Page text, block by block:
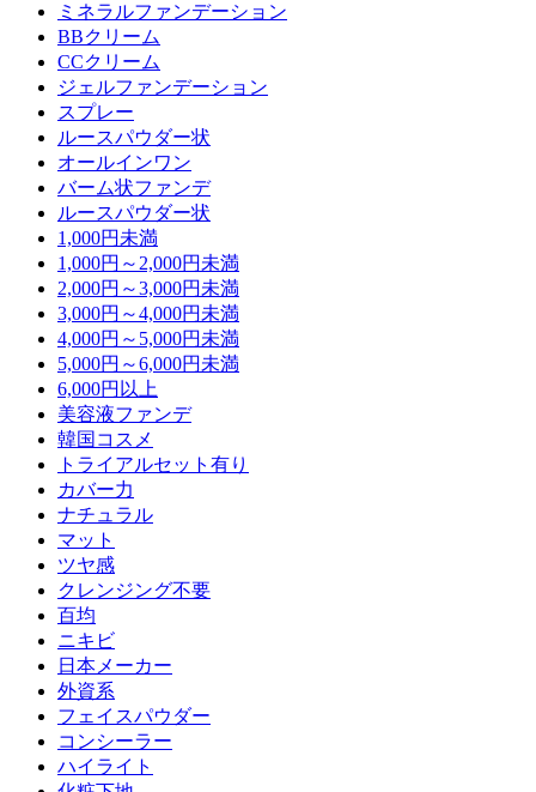
ミネラルファンデーション
BBクリーム
CCクリーム
ジェルファンデーション
スプレー
ルースパウダー状
オールインワン
バーム状ファンデ
ルースパウダー状
1,000円未満
1,000円～2,000円未満
2,000円～3,000円未満
3,000円～4,000円未満
4,000円～5,000円未満
5,000円～6,000円未満
6,000円以上
美容液ファンデ
韓国コスメ
トライアルセット有り
カバー力
ナチュラル
マット
ツヤ感
クレンジング不要
百均
ニキビ
日本メーカー
外資系
フェイスパウダー
コンシーラー
ハイライト